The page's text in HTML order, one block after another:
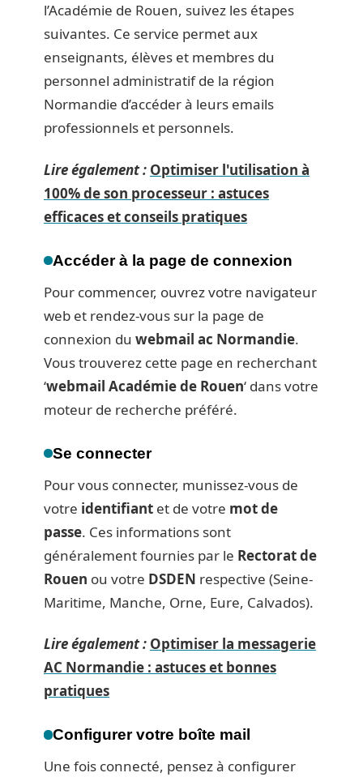
l’Académie de Rouen, suivez les étapes
suivantes. Ce service permet aux
enseignants, élèves et membres du
personnel administratif de la région
Normandie d’accéder à leurs emails
professionnels et personnels.
Lire également : Optimiser l'utilisation à
100% de son processeur : astuces
efficaces et conseils pratiques
Accéder à la page de connexion
Pour commencer, ouvrez votre navigateur
web et rendez-vous sur la page de
connexion du webmail ac Normandie.
Vous trouverez cette page en recherchant
‘webmail Académie de Rouen‘ dans votre
moteur de recherche préféré.
Se connecter
Pour vous connecter, munissez-vous de
votre identifiant et de votre mot de
passe. Ces informations sont
généralement fournies par le Rectorat de
Rouen ou votre DSDEN respective (Seine-
Maritime, Manche, Orne, Eure, Calvados).
Lire également : Optimiser la messagerie
AC Normandie : astuces et bonnes
pratiques
Configurer votre boîte mail
Une fois connecté, pensez à configurer